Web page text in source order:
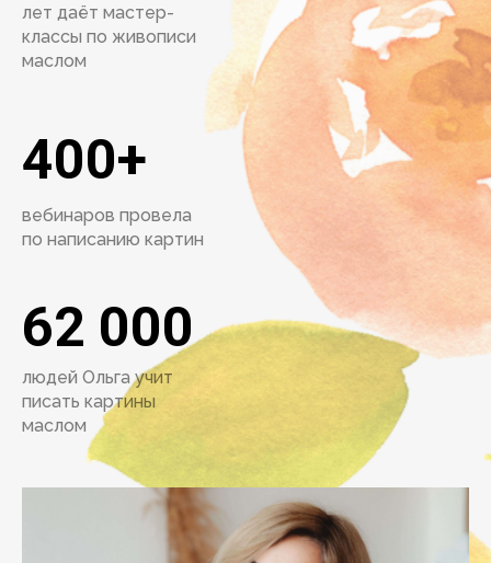
лет даёт мастер-
классы по живописи
маслом
400+
вебинаров провела
по написанию картин
62 000
людей Ольга учит
писать картины
маслом